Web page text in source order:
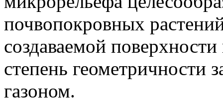
почвопокровных
создаваемой
степень геометричности
газоном.